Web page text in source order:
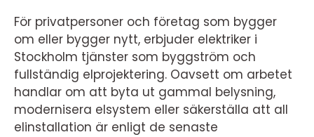
För privatpersoner och företag som bygger
om eller bygger nytt, erbjuder elektriker i
Stockholm tjänster som byggström och
fullständig elprojektering. Oavsett om arbetet
handlar om att byta ut gammal belysning,
modernisera elsystem eller säkerställa att all
elinstallation är enligt de senaste